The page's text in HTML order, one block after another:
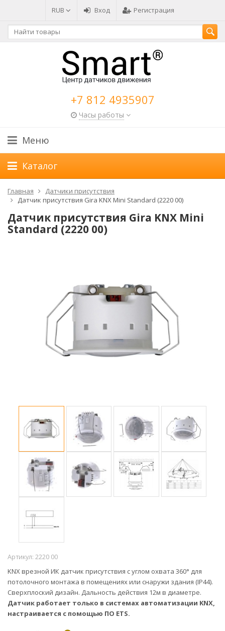
RUB Вход Регистрация
+7 812 4935907
Часы работы
Меню
Каталог
Главная
Датчики присутствия
Датчик присутствия Gira KNX Mini Standard (2220 00)
Датчик присутствия Gira KNX Mini
Standard (2220 00)
Артикул: 2220 00
KNX врезной ИК датчик присутствия с углом охвата 360° для
потолочного монтажа в помещениях или снаружи здания (IP44).
Сверхплоский дизайн. Дальность действия 12м в диаметре.
Датчик работает только в системах автоматизации KNX,
настраивается с помощью ПО ETS.